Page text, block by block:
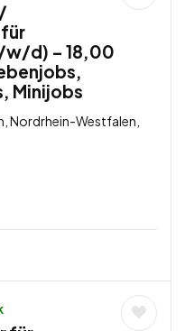
w/d) – 18,00
Minijobs
Nordrhein-Westfalen,